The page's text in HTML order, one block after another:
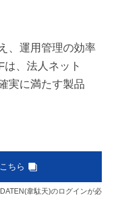
、運用管理の効率
、法人ネット
実に満たす製品
ちら
韋駄天)のログインが必